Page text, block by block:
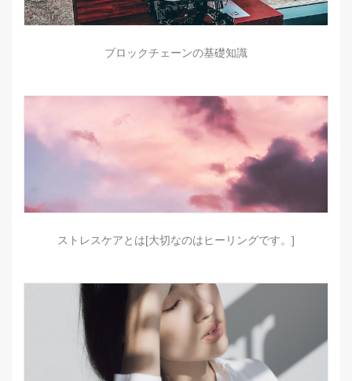
ブロックチェーンの基礎知識
ストレスケアとは[大切なのはヒーリングです。]